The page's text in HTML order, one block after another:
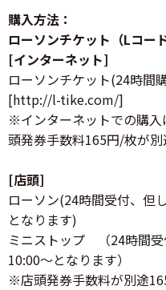
購入方法：
ローソンチケット（Lコー
[インターネット]
ローソンチケット(24時間
[http://l-tike.com/]
※インターネットでの購
頭発券手数料165円/枚が別
[店頭]
ローソン(24時間受付、但
となります)
ミニストップ （24時間受
10:00～となります）
※店頭発券手数料が別途